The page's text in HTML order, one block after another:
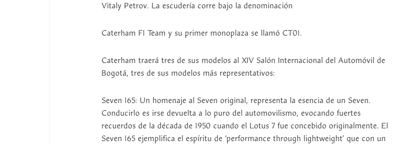
Vitaly Petrov. La escudería corre bajo la denominación
Caterham F1 Team y su primer monoplaza se llamó CT01.
Caterham traerá tres de sus modelos al XIV Salón Internacional del Automóvil de
Bogotá, tres de sus modelos más representativos:
Seven 165: Un homenaje al Seven original, representa la esencia de un Seven.
Conducirlo es irse devuelta a lo puro del automovilismo, evocando fuertes
recuerdos de la década de 1950 cuando el Lotus 7 fue concebido originalmente. El
Seven 165 ejemplifica el espíritu de ‘performance through lightweight’ que con un